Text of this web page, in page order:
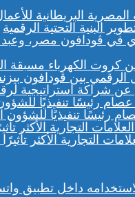
الكهرباء مسبقة
شراكة استراتيجية
رئيسًا تنفيذيًا للشؤون
داخل تطبيق